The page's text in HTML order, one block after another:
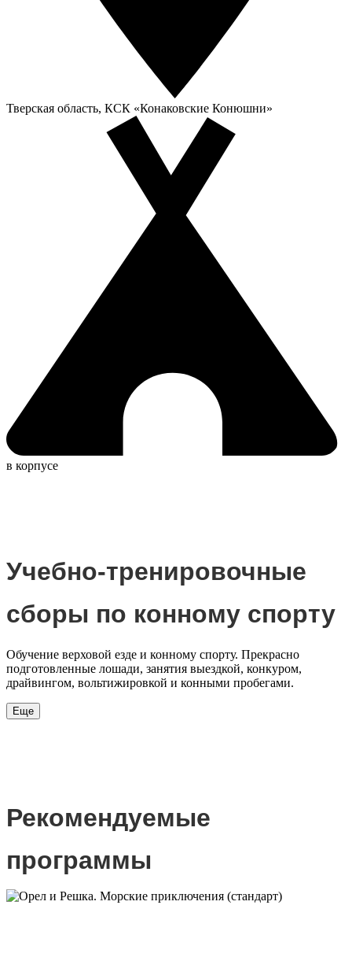
Тверская область, КСК «Конаковские Конюшни»
в корпусе
Учебно-тренировочные
сборы по конному спорту
Обучение верховой езде и конному спорту. Прекрасно
подготовленные лошади, занятия выездкой, конкуром,
драйвингом, вольтижировкой и конными пробегами.
Еще
Рекомендуемые
программы